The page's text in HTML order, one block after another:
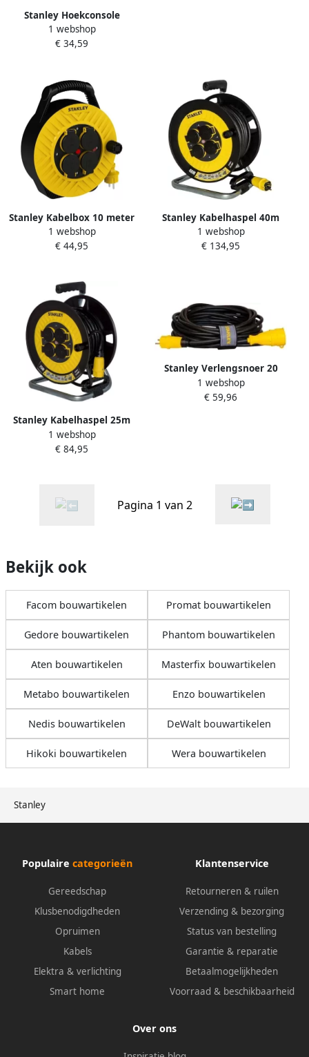
Stanley
Stanley Hoekconsole
v.deurdrangers met glijarm
1 webshop
€ 34,59
Stanley Kabelbox 10 meter
rubber H05VV-F 3x1.5mm²
IP44 STA279989
1 webshop
€ 44,95
Stanley Kabelhaspel 40m
Schuko H07RNF 3x1.5 mm²
(Type C) STA278111
1 webshop
€ 134,95
Stanley Kabelhaspel 25m
Schuko H07RNF 3x1.5 mm²
(Type C) STA274878
1 webshop
€ 84,95
Stanley Verlengsnoer 20
meter neopreen H07RNF
3x1 5mm² IP44 STA275202
1 webshop
€ 59,96
Pagina 1 van 2
Bekijk ook
Facom bouwartikelen Promat bouwartikelen
Gedore bouwartikelen Phantom bouwartikelen
Aten bouwartikelen Masterfix bouwartikelen
Metabo bouwartikelen Enzo bouwartikelen
Nedis bouwartikelen DeWalt bouwartikelen
Hikoki bouwartikelen Wera bouwartikelen
Populaire categorieën
Gereedschap
Klusbenodigdheden
Opruimen
Kabels
Elektra & verlichting
Smart home
Klantenservice
Retourneren & ruilen
Verzending & bezorging
Status van bestelling
Garantie & reparatie
Betaalmogelijkheden
Voorraad & beschikbaarheid
Over ons